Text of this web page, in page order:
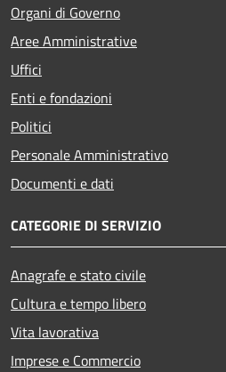
Organi di Governo
Aree Amministrative
Uffici
Enti e fondazioni
Politici
Personale Amministrativo
Documenti e dati
CATEGORIE DI SERVIZIO
Anagrafe e stato civile
Cultura e tempo libero
Vita lavorativa
Imprese e Commercio